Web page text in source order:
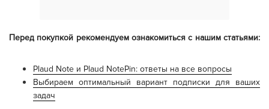
Перед покупкой рекомендуем ознакомиться с нашим статьями:
Plaud Note и Plaud NotePin: ответы на все вопросы
Выбираем оптимальный вариант подписки для ваших
задач